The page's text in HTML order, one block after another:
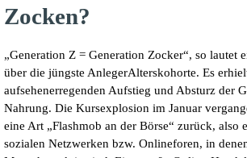
Zocken?
„Generation Z = Generation Zocker“, so lautet
über die jüngste AnlegerAlterskohorte. Es
aufsehenerregenden Aufstieg und Absturz der
Nahrung. Die Kursexplosion im Januar
eine Art „Flashmob an der Börse“ zurück, also
sozialen Netzwerken bzw. Onlineforen, in